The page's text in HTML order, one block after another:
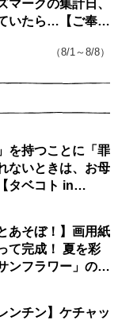
マークの集計日、
いたら…【ご奉仕
（8/1～8/8）
を持つことに「罪
ないときは、お母
タベコト in
あそぼ！】画用紙
て完成！ 夏を彩
ンフラワー」の作
ンチン】ケチャッ